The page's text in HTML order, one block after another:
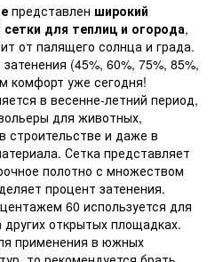
представлен широкий
сетки для теплиц и огорода,
от палящего солнца и града.
(45%, 60%, 75%, 85%,
комфорт уже сегодня!
в весенне-летний период,
для животных,
строительстве и даже в
Сетка представляет
полотно с множеством
процент затенения.
60 используется для
открытых площадках.
применения в южных